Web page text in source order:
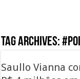
Tag Archives:
Saullo Vianna